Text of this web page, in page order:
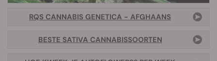
RQS CANNABIS GENETICA - AFGHAANS
BESTE SATIVA CANNABISSOORTEN